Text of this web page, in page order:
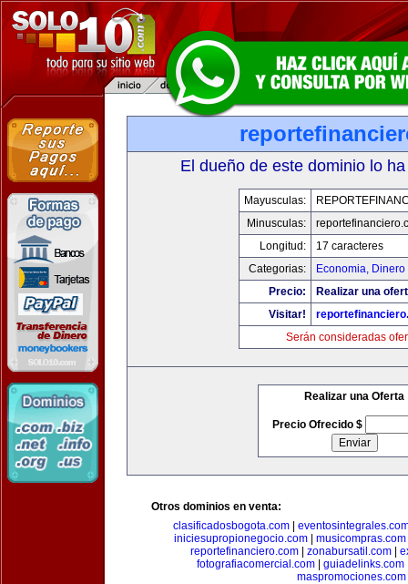
El dueño de este dominio lo
Mayusculas:
Minusculas:
Longitud:
17 caracteres
Categorias:
Economia,
Precio:
Realizar una
Visitar!
Serán consideradas
Realizar una Oferta
Precio Ofrecido $
Otros dominios en venta:
clasificadosbogota.com
iniciesupropionegocio.com
musicompras.com
reportefinanciero.com| zonabursatil.com|
fotografiacomercial.com
guiadelinks.com
maspromociones.com